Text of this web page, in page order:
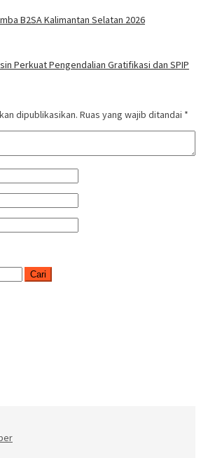
B2SA Kalimantan Selatan 2026
Perkuat Pengendalian Gratifikasi dan SPIP
dipublikasikan. Ruas yang wajib ditandai *